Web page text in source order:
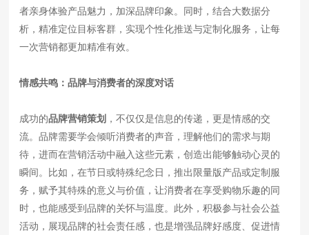
者亲身体验产品魅力，加深品牌印象。同时，结合大数据分
析，精准定位目标客群，实现个性化推送与定制化服务，让每
一次营销都更加精准有效。
情感共鸣：品牌与消费者的深度对话
成功的品牌营销策划 ，不仅仅是信息的传递，更是情感的交
流。品牌需要学会倾听消费者的声音，理解他们的需求与期
待，进而在营销活动中融入这些元素，创造出能够触动心灵的
瞬间。比如，在节日或特殊纪念日，推出限量版产品或定制服
务，赋予其特殊的意义与价值，让消费者在享受购物乐趣的同
时，也能感受到品牌的关怀与温度。此外，积极参与社会公益
活动，展现品牌的社会责任感，也是增强品牌好感度、促进情